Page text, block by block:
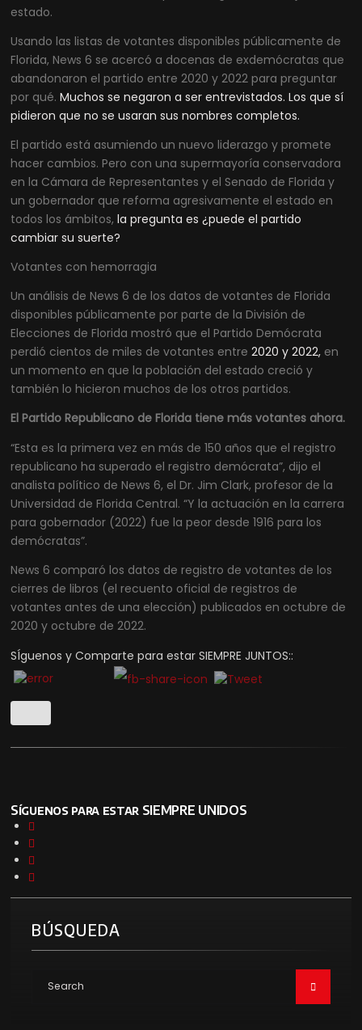
estado.
Usando las listas de votantes disponibles públicamente de
Florida, News 6 se acercó a docenas de exdemócratas que
abandonaron el partido entre 2020 y 2022 para preguntar
por qué.Muchos se negaron a ser entrevistados. Los que sí
pidieron que no se usaran sus nombres completos.
El partido está asumiendo un nuevo liderazgo y promete
hacer cambios. Pero con una supermayoría conservadora
en la Cámara de Representantes y el Senado de Florida y
un gobernador que reforma agresivamente el estado en
todos los ámbitos, la pregunta es ¿puede el partido
cambiar su suerte?
Votantes con hemorragia
Un análisis de News 6 de los datos de votantes de Florida
disponibles públicamente por parte de la División de
Elecciones de Florida mostró que el Partido Demócrata
perdió cientos de miles de votantes entre2020 y 2022, en
un momento en que la población del estado creció y
también lo hicieron muchos de los otros partidos.
El Partido Republicano de Florida tiene más votantes ahora.
“Esta es la primera vez en más de 150 años que el registro
republicano ha superado el registro demócrata”, dijo el
analista político de News 6, el Dr. Jim Clark, profesor de la
Universidad de Florida Central. “Y la actuación en la carrera
para gobernador (2022) fue la peor desde 1916 para los
demócratas”.
News 6 comparó los datos de registro de votantes de los
cierres de libros (el recuento oficial de registros de
votantes antes de una elección) publicados en octubre de
2020 y octubre de 2022.
SÍguenos y Comparte para estar SIEMPRE JUNTOS::
Síguenos para estar SIEMPRE UNIDOS
BÚSQUEDA